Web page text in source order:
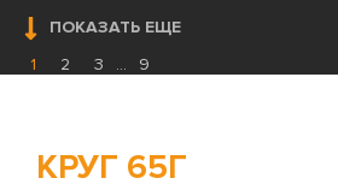
ПОКАЗАТЬ ЕЩЕ
1
2 3 ... 9
КРУГ 65Г